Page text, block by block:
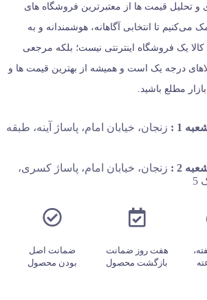
تحلیل قیمت‌ ها از معتبرترین فروشگاه‌ های
می‌کنیم تا انتخابی آگاهانه، هوشمندانه و به‌
صرفه داشته باشند. 024 کالا یک فروشگاه اینترنتی نیست؛ بلکه مرجعی
درجه یک است و همیشه از بهترین قیمت‌ ها و
مطلع باشید.
1 :
زنجان، خیابان امام، پاساژ آینه، طبقه
2 :
زنجان، خیابان امام، پاساژ کسری،
5
هفت روز ضمانت
بازگشت محصول
ضمانت اصل
بودن محصول